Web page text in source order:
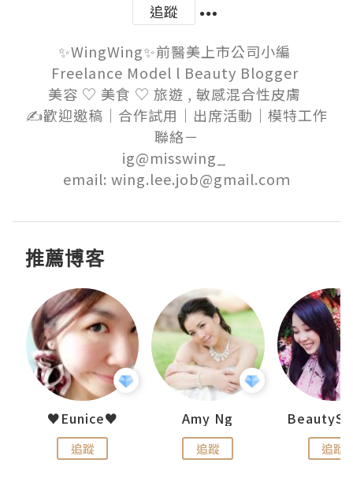
追蹤
✨WingWing✨前醫美上市公司小編
Freelance Model l Beauty Blogger
美容 ♡ 美食 ♡ 旅遊 , 敏感混合性皮膚 ​
✍歡迎邀稿│合作試用│出席活動│模特工作
聯絡－
ig@misswing_
email: wing.lee.job@gmail.coｍ
推薦博客
♥Eunice♥
追蹤
Amy Ng
追蹤 追蹤